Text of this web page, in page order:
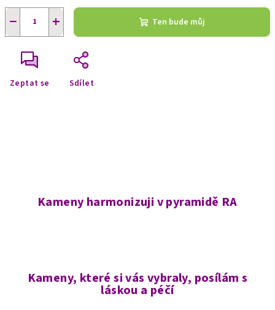
+
− Ten bude můj
Zeptat se Sdílet
Kameny harmonizuji v pyramidě RA
Kameny, které si vás vybraly, posílám s
láskou a péčí